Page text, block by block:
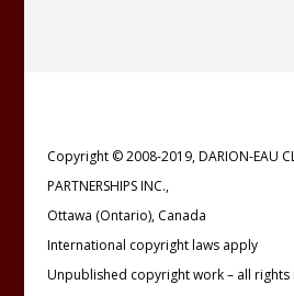
Copyright © 2008-2019, DARION-EAU
PARTNERSHIPS INC.,
Ottawa (Ontario), Canada
International copyright laws apply
Unpublished copyright work – all